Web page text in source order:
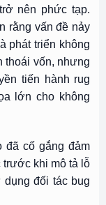
nên phức tạp.
rằng vấn đề nảy
phát triển không
thoái vốn, nhưng
tiến hành rug
lớn cho không
đã cố gắng đảm
trước khi mô tả lỗ
đối tác bug